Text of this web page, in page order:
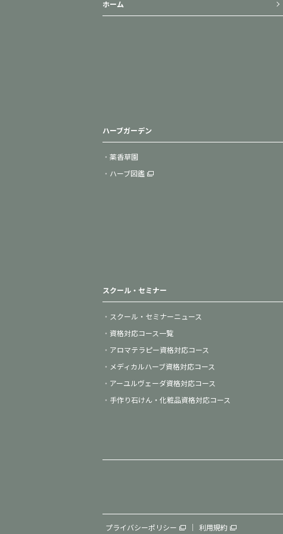
ホーム
ハーブガーデン
薬香草園
ハーブ図鑑
スクール・セミナー
スクール・セミナーニュース
資格対応コース一覧
アロマテラピー資格対応コース
メディカルハーブ資格対応コース
アーユルヴェーダ資格対応コース
手作り石けん・化粧品資格対応コース
プライバシーポリシー 利用規約